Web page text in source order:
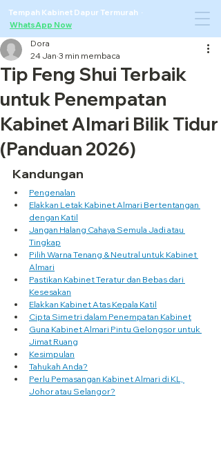
Tempah Kabinet Dapur Termurah ·
WhatsApp Now
Tip Feng Shui Terbaik
untuk Penempatan
Kabinet Almari Bilik Tidur
(Panduan 2026)
Dora
24 Jan 3 min membaca
Kandungan
Pengenalan
Elakkan Letak Kabinet Almari Bertentangan
dengan Katil
Jangan Halang Cahaya Semula Jadi atau
Tingkap
Pilih Warna Tenang & Neutral untuk Kabinet
Almari
Pastikan Kabinet Teratur dan Bebas dari
Kesesakan
Elakkan Kabinet Atas Kepala Katil
Cipta Simetri dalam Penempatan Kabinet
Guna Kabinet Almari Pintu Gelongsor untuk
Jimat Ruang
Kesimpulan
Tahukah Anda?
Perlu Pemasangan Kabinet Almari di KL,
Johor atau Selangor?